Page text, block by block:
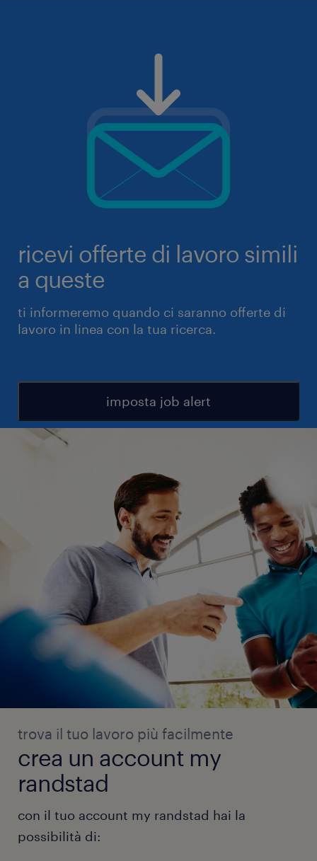
ricevi offerte di lavoro simili
a queste
ti informeremo quando ci saranno offerte di
lavoro in linea con la tua ricerca.
imposta job alert
trova il tuo lavoro più facilmente
crea un account my
randstad
con il tuo account my randstad hai la
possibilità di: